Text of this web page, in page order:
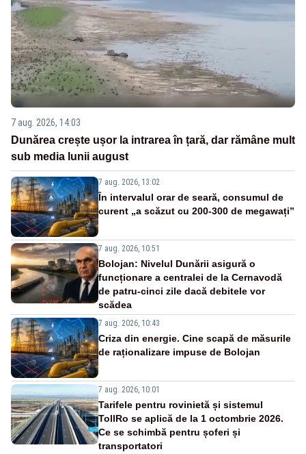
7 aug. 2026, 14:03
Dunărea crește ușor la intrarea în țară, dar rămâne mult
sub media lunii august
7 aug. 2026, 13:02
În intervalul orar de seară, consumul de
curent „a scăzut cu 200-300 de megawați”
7 aug. 2026, 10:51
Bolojan: Nivelul Dunării asigură o
funcționare a centralei de la Cernavodă
de patru-cinci zile dacă debitele vor
scădea
7 aug. 2026, 10:43
Criza din energie. Cine scapă de măsurile
de raționalizare impuse de Bolojan
7 aug. 2026, 10:01
Tarifele pentru rovinietă și sistemul
TollRo se aplică de la 1 octombrie 2026.
Ce se schimbă pentru șoferi și
transportatori